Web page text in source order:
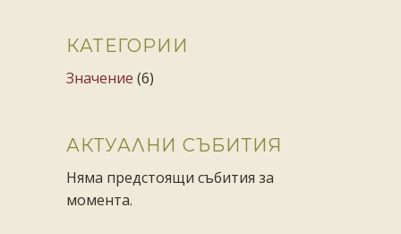
КАТЕГОРИИ
Значение (6)
АКТУАЛНИ СЪБИТИЯ
Няма предстоящи събития за
момента.